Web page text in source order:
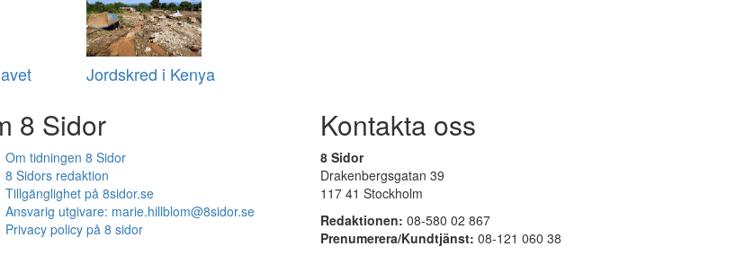
Jordskred i Kenya
8 Sidor
Om tidningen 8 Sidor
8 Sidors redaktion
Tillgänglighet på 8sidor.se
Ansvarig utgivare: marie.hillblom@8sidor.se
Privacy policy på 8 sidor
Kontakta oss
8 Sidor
Drakenbergsgatan 39
117 41 Stockholm
Redaktionen: 08-580 02 867
Prenumerera/Kundtjänst: 08-121 060 38